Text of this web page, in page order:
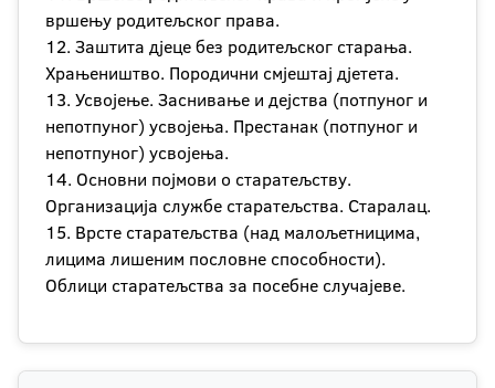
вршењу родитељског права.
12. Заштита дјеце без родитељског старања.
Храњеништво. Породични смјештај дјетета.
13. Усвојење. Заснивање и дејства (потпуног и
непотпуног) усвојења. Престанак (потпуног и
непотпуног) усвојења.
14. Основни појмови о старатељству.
Организација службе старатељства. Старалац.
15. Врсте старатељства (над малољетницима,
лицима лишеним пословне способности).
Облици старатељства за посебне случајеве.